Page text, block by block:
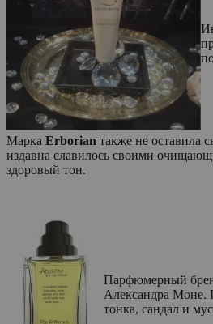
Марка Erborian также не оставила
издавна славилось своими
здоровый тон.
Парфюмерный
Александра Моне.
тонка, сандал и